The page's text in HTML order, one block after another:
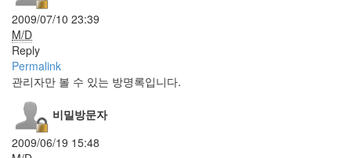
2009/07/10 23:39
M/D
Reply
Permalink
관리자만 볼 수 있는 방명록입니다.
비밀방문자
2009/06/19 15:48
VW2420H
도
둑
내
tattertools